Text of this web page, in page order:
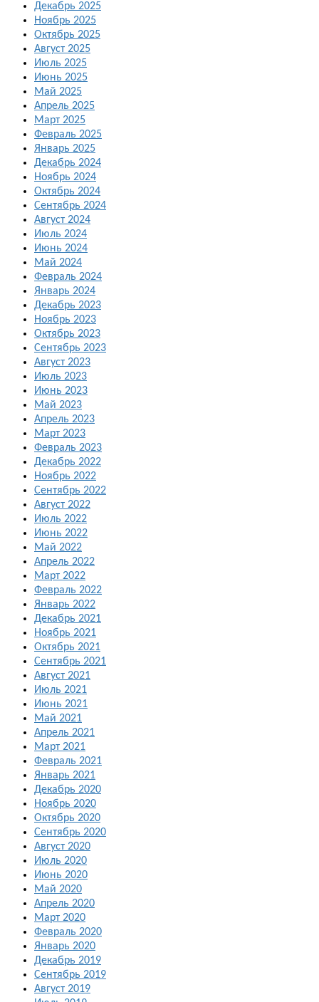
Декабрь 2025
Ноябрь 2025
Октябрь 2025
Август 2025
Июль 2025
Июнь 2025
Май 2025
Апрель 2025
Март 2025
Февраль 2025
Январь 2025
Декабрь 2024
Ноябрь 2024
Октябрь 2024
Сентябрь 2024
Август 2024
Июль 2024
Июнь 2024
Май 2024
Февраль 2024
Январь 2024
Декабрь 2023
Ноябрь 2023
Октябрь 2023
Сентябрь 2023
Август 2023
Июль 2023
Июнь 2023
Май 2023
Апрель 2023
Март 2023
Февраль 2023
Декабрь 2022
Ноябрь 2022
Сентябрь 2022
Август 2022
Июль 2022
Июнь 2022
Май 2022
Апрель 2022
Март 2022
Февраль 2022
Январь 2022
Декабрь 2021
Ноябрь 2021
Октябрь 2021
Сентябрь 2021
Август 2021
Июль 2021
Июнь 2021
Май 2021
Апрель 2021
Март 2021
Февраль 2021
Январь 2021
Декабрь 2020
Ноябрь 2020
Октябрь 2020
Сентябрь 2020
Август 2020
Июль 2020
Июнь 2020
Май 2020
Апрель 2020
Март 2020
Февраль 2020
Январь 2020
Декабрь 2019
Сентябрь 2019
Август 2019